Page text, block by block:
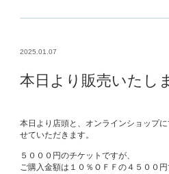
2025.01.07
本日より販売いたし
本日より店頭と、オンラインショップ
せていただきます。
５０００円のチケットですが、
ご購入金額は１０％ＯＦＦの４５００円